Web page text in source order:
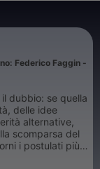
Federico Faggin -
dubbio: se quella
delle idee
alternative,
scomparsa del
i postulati più
e le sue